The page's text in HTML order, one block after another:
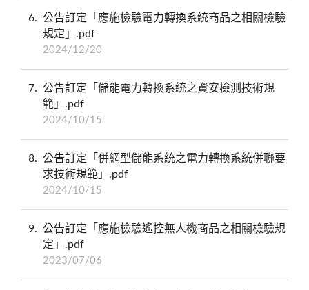
6
公告訂定「應施檢驗電力轉換系統商品之相關檢驗
規定」.pdf
2024/12/20
7
公告訂定「儲能電力轉換系統之資安檢測技術規
範」.pdf
2024/10/15
8
公告訂定「併網型儲能系統之電力轉換系統併聯要
求技術規範」.pdf
2024/10/15
9
公告訂定「應施檢驗遙控無人機商品之相關檢驗規
定」.pdf
2023/07/06